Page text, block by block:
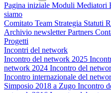
Pagina iniziale Moduli Mediatori
siamo
Comitato Team Strategia Statuti
Archivio newsletterPartners
Progetti
Incontri del network
Incontro del network 2025
network 2024 Incontro del
Incontro internazionale del
Simposio 2018 a Zugo Incontro